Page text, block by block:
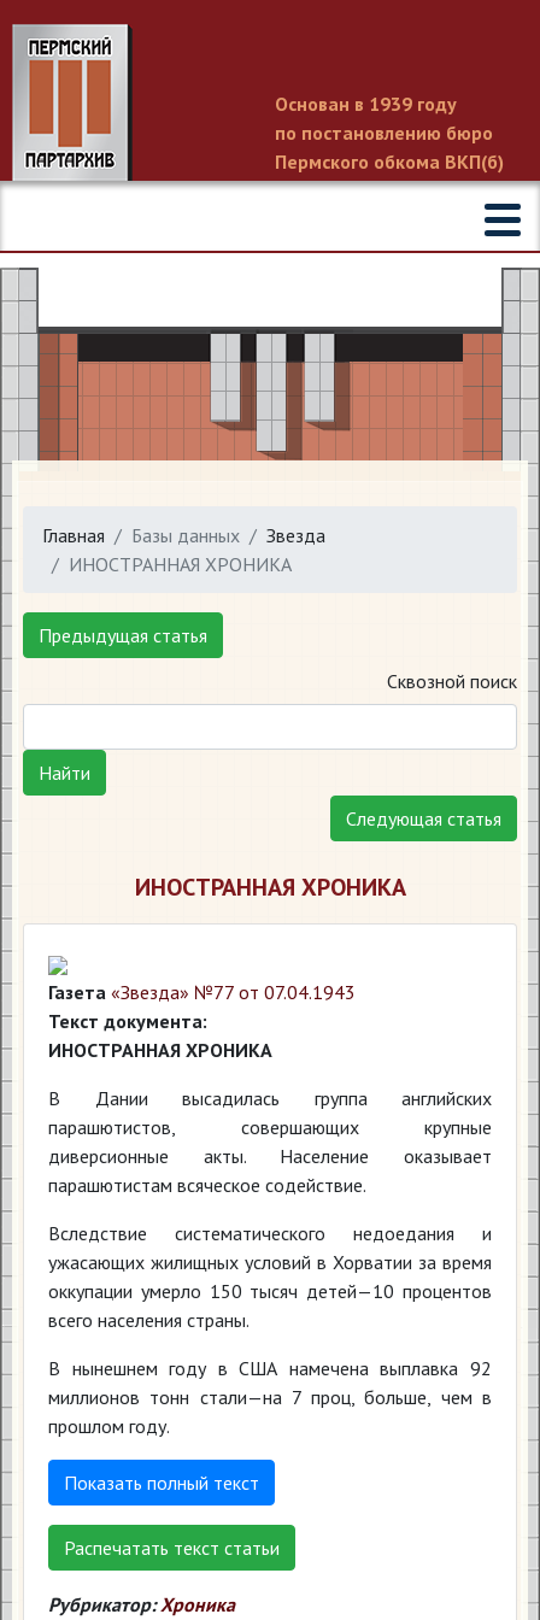
Основан в 1939 году
по постановлению бюро
Пермского обкома ВКП(б)
Главная Базы данных
Звезда
ИНОСТРАННАЯ ХРОНИКА
Предыдущая статья
Сквозной поиск
Найти
Следующая статья
ИНОСТРАННАЯ ХРОНИКА
Газета «Звезда» №77 от 07.04.1943
Текст документа:
ИНОСТРАННАЯ ХРОНИКА
В Дании высадилась группа английских
парашютистов, совершающих крупные
диверсионные акты. Население оказывает
парашютистам всяческое содействие.
Вследствие систематического недоедания и
ужасающих жилищных условий в Хорватии за время
оккупации умерло 150 тысяч детей—10 процентов
всего населения страны.
В нынешнем году в США намечена выплавка 92
миллионов тонн стали—на 7 проц, больше, чем в
прошлом году.
Показать полный текст
Распечатать текст статьи
Рубрикатор: Хроника